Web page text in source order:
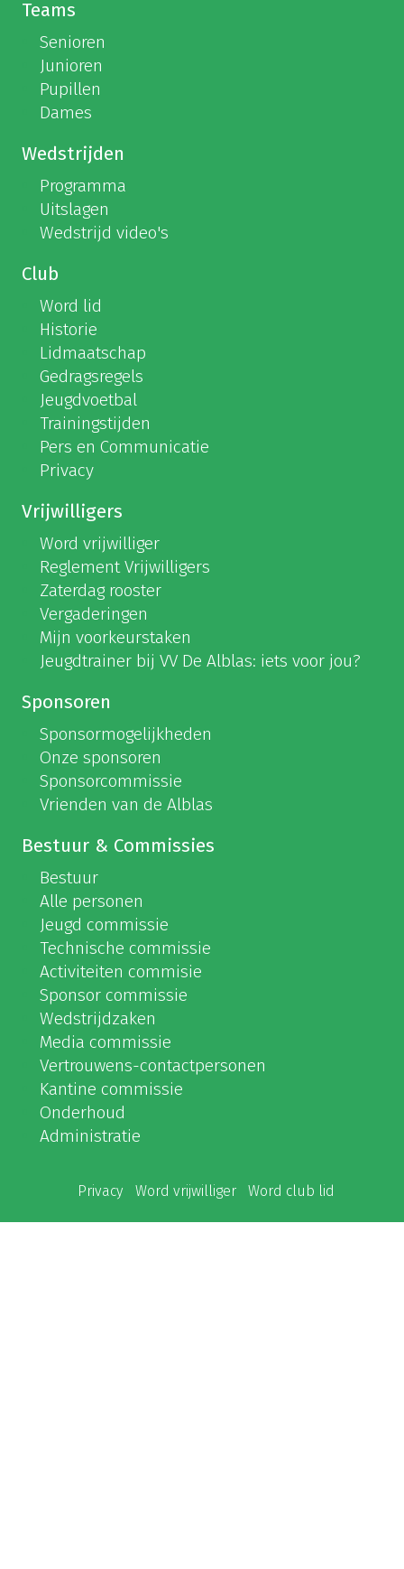
Teams
Senioren
Junioren
Pupillen
Dames
Wedstrijden
Programma
Uitslagen
Wedstrijd video's
Club
Word lid
Historie
Lidmaatschap
Gedragsregels
Jeugdvoetbal
Trainingstijden
Pers en Communicatie
Privacy
Vrijwilligers
Word vrijwilliger
Reglement Vrijwilligers
Zaterdag rooster
Vergaderingen
Mijn voorkeurstaken
Jeugdtrainer bij VV De Alblas: iets voor jou?
Sponsoren
Sponsormogelijkheden
Onze sponsoren
Sponsorcommissie
Vrienden van de Alblas
Bestuur & Commissies
Bestuur
Alle personen
Jeugd commissie
Technische commissie
Activiteiten commisie
Sponsor commissie
Wedstrijdzaken
Media commissie
Vertrouwens-contactpersonen
Kantine commissie
Onderhoud
Administratie
Privacy Word vrijwilliger Word club lid